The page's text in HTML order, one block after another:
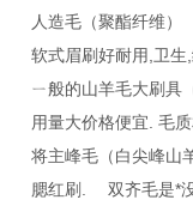
人造毛（聚酯纤维
软式眉刷好耐用,卫
ㄧ般的山羊毛大刷具
用量大价格便宜. 毛
将主峰毛（白尖峰山
腮红刷. 双齐毛是*